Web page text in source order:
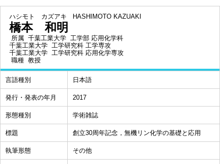
ハシモト カズアキ HASHIMOTO KAZUAKI
橋本 和明
所属 千葉工業大学 工学部 応用化学科
千葉工業大学 工学研究科 工学専攻
千葉工業大学 工学研究科 応用化学専攻
職種 教授
言語種別 日本語
発行・発表の年月 2017
形態種別 学術雑誌
標題 創立30周年記念，無機リン化学の基礎と応用
執筆形態 その他